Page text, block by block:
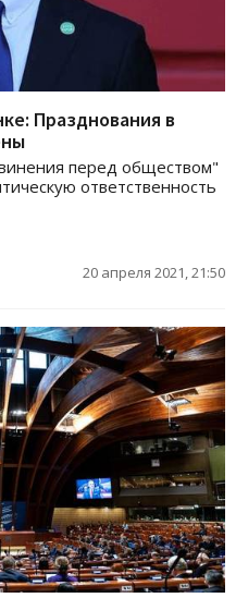
Празднования в
перед обществом"
ответственность
20 апреля 2021, 21:50